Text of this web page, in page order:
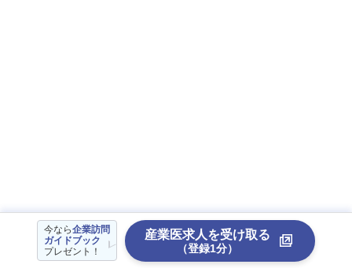
今なら企業訪問
ガイドブック
プレゼント！
産業医求人を受け取る
（登録1分）